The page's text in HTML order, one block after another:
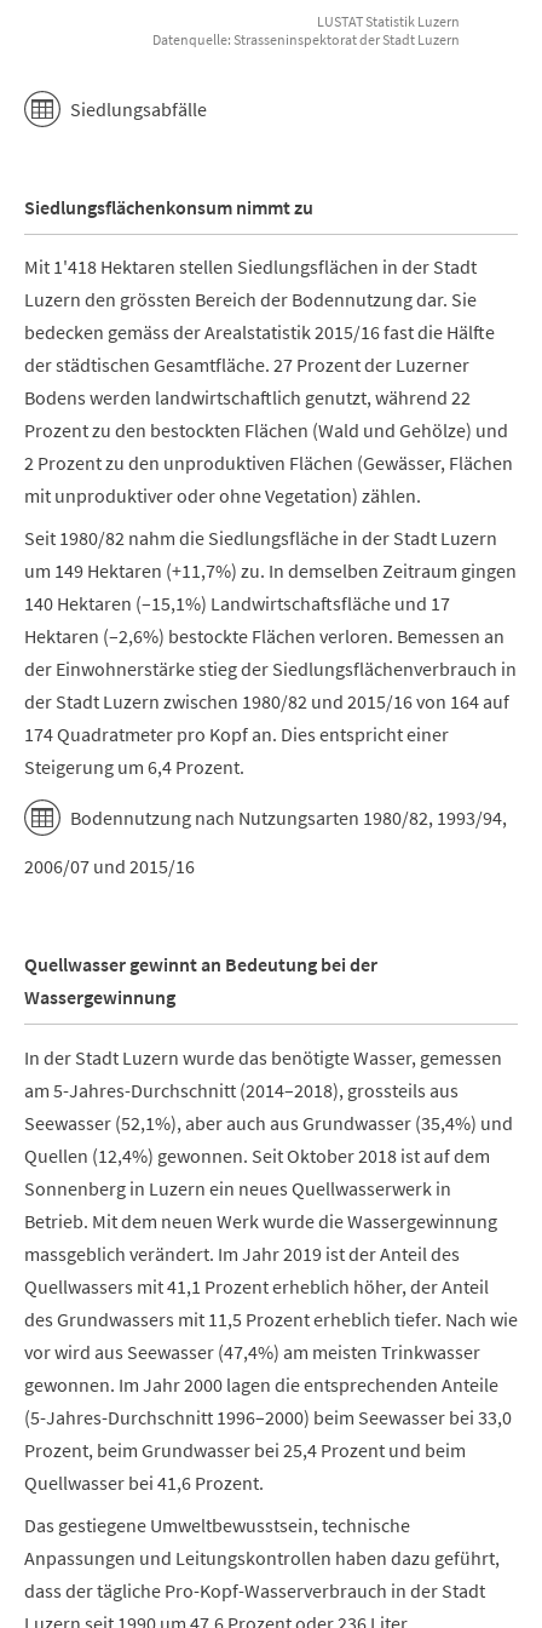
LUSTAT Statistik Luzern
Datenquelle: Strasseninspektorat der Stadt Luzern
Siedlungsabfälle
Siedlungsflächenkonsum nimmt zu
Mit 1'418 Hektaren stellen Siedlungsflächen in der Stadt
Luzern den grössten Bereich der Bodennutzung dar. Sie
bedecken gemäss der Arealstatistik 2015/16 fast die Hälfte
der städtischen Gesamtfläche. 27 Prozent der Luzerner
Bodens werden landwirtschaftlich genutzt, während 22
Prozent zu den bestockten Flächen (Wald und Gehölze) und
2 Prozent zu den unproduktiven Flächen (Gewässer, Flächen
mit unproduktiver oder ohne Vegetation) zählen.
Seit 1980/82 nahm die Siedlungsfläche in der Stadt Luzern
um 149 Hektaren (+11,7%) zu. In demselben Zeitraum gingen
140 Hektaren (–15,1%) Landwirtschaftsfläche und 17
Hektaren (–2,6%) bestockte Flächen verloren. Bemessen an
der Einwohnerstärke stieg der Siedlungsflächenverbrauch in
der Stadt Luzern zwischen 1980/82 und 2015/16 von 164 auf
174 Quadratmeter pro Kopf an. Dies entspricht einer
Steigerung um 6,4 Prozent.
Bodennutzung nach Nutzungsarten 1980/82, 1993/94,
2006/07 und 2015/16
Quellwasser gewinnt an Bedeutung bei der
Wassergewinnung
In der Stadt Luzern wurde das benötigte Wasser, gemessen
am 5-Jahres-Durchschnitt (2014–2018), grossteils aus
Seewasser (52,1%), aber auch aus Grundwasser (35,4%) und
Quellen (12,4%) gewonnen. Seit Oktober 2018 ist auf dem
Sonnenberg in Luzern ein neues Quellwasserwerk in
Betrieb. Mit dem neuen Werk wurde die Wassergewinnung
massgeblich verändert. Im Jahr 2019 ist der Anteil des
Quellwassers mit 41,1 Prozent erheblich höher, der Anteil
des Grundwassers mit 11,5 Prozent erheblich tiefer. Nach wie
vor wird aus Seewasser (47,4%) am meisten Trinkwasser
gewonnen. Im Jahr 2000 lagen die entsprechenden Anteile
(5-Jahres-Durchschnitt 1996–2000) beim Seewasser bei 33,0
Prozent, beim Grundwasser bei 25,4 Prozent und beim
Quellwasser bei 41,6 Prozent.
Das gestiegene Umweltbewusstsein, technische
Anpassungen und Leitungskontrollen haben dazu geführt,
dass der tägliche Pro-Kopf-Wasserverbrauch in der Stadt
Luzern seit 1990 um 47,6 Prozent oder 236 Liter